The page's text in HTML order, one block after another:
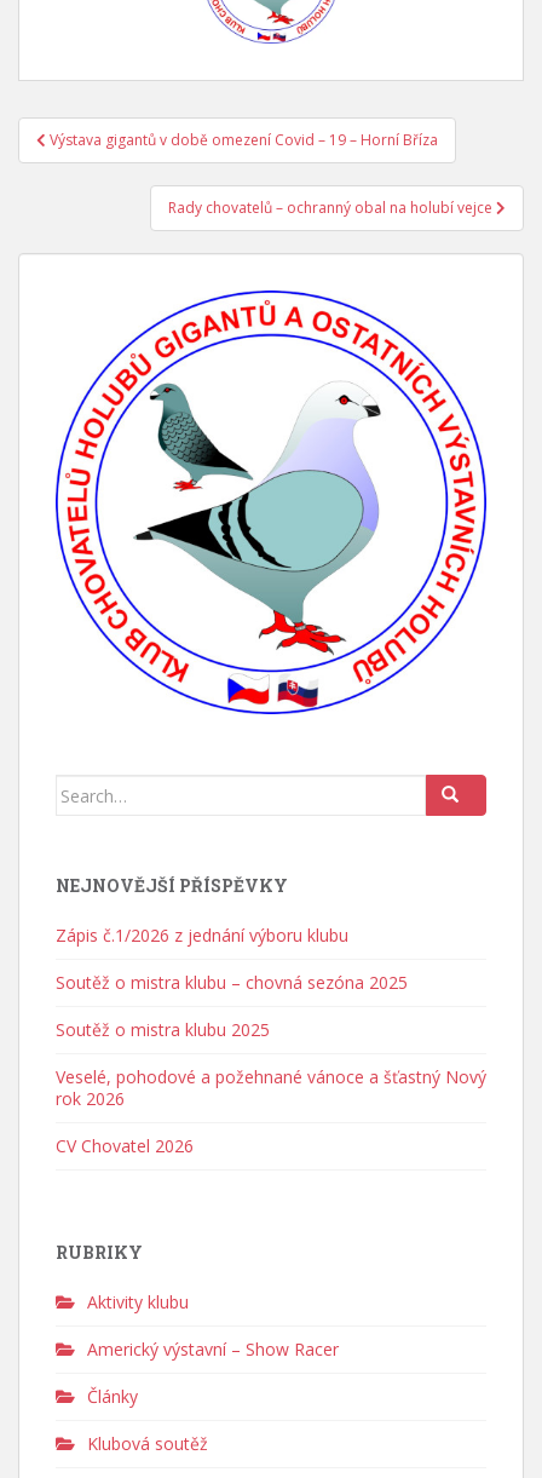
Navigace pro příspěvek
Výstava gigantů v době omezení Covid – 19 – Horní Bříza
Rady chovatelů – ochranný obal na holubí vejce
Search for:
NEJNOVĚJŠÍ PŘÍSPĚVKY
Zápis č.1/2026 z jednání výboru klubu
Soutěž o mistra klubu – chovná sezóna 2025
Soutěž o mistra klubu 2025
Veselé, pohodové a požehnané vánoce a šťastný Nový
rok 2026
CV Chovatel 2026
RUBRIKY
Aktivity klubu
Americký výstavní – Show Racer
Články
Klubová soutěž